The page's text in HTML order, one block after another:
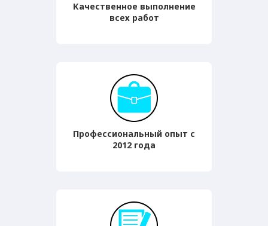
Качественное выполнение
всех работ
Профессиональный опыт с
2012 года